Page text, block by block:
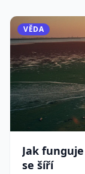
VĚDA
Jak
se šíří